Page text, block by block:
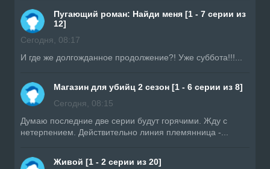
Пугающий роман: Найди меня [1 - 7 серии из
12]
Сегодня, 08:17
И где же долгожданное продолжение?! Уже суббота!!!...
Магазин для убийц 2 сезон [1 - 6 серии из 8]
Сегодня, 08:15
Думаю последние две серии будут горячими. Жду с
нетерпением. Действительно линия племянница -...
Живой [1 - 2 серии из 20]